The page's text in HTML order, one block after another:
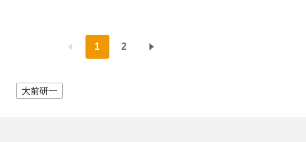
1 2
大前研一